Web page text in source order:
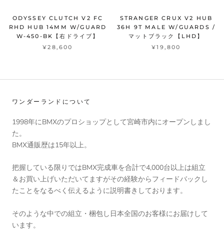
ODYSSEY CLUTCH V2 FC
RHD HUB 14MM W/GUARD
W-450-BK【右ドライブ】
¥28,600
STRANGER CRUX V2 HUB
36H 9T MALE W/GUARDS /
マットブラック【LHD】
¥19,800
ワンダーランドについて
1998年にBMXのプロショップとして宮崎市内にオープンしまし
た。
BMX通販歴は15年以上。
把握している限りではBMX完成車を合計で4,000台以上は組立
＆お買い上げいただいてますがその経験からフィードバックし
たことをなるべく伝えるように説明書きしております。
そのような中での組立・梱包し日本全国のお客様にお届けして
います。